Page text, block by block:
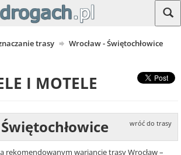
trasy
Wrocław - Świętochłowice
I MOTELE
wróć do trasy
rekomendowanym wariancie trasy Wrocław –